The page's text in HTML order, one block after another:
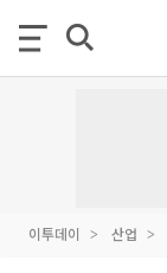
이투데이 산업